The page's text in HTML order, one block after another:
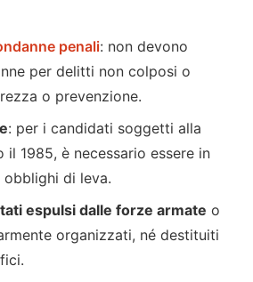
penali: non devono
per delitti non colposi o
o prevenzione.
: per i candidati soggetti alla
il 1985, è necessario essere in
di leva.
espulsi dalle forze armate o
organizzati, né destituiti